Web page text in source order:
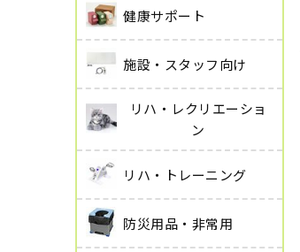
健康サポート
施設・スタッフ向け
リハ・レクリエーショ
ン
リハ・トレーニング
防災用品・非常用